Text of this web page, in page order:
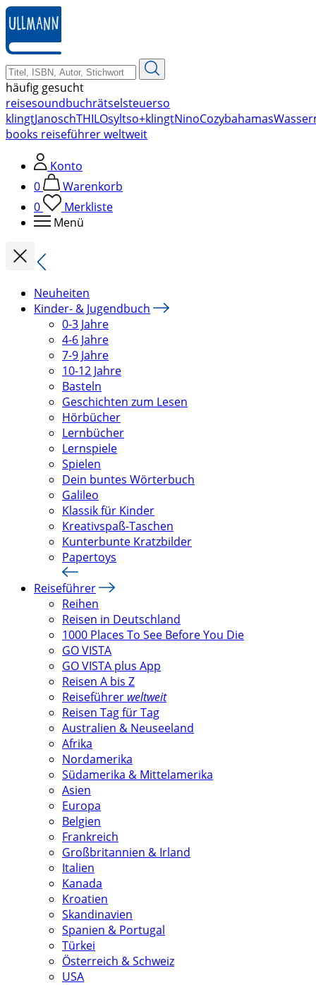
zum
Hauptinhalt
springen
häufig gesucht
reisesoundbuchrätselsteuerso
klingtJanoschTHILOsyltso+klingtNinoCozybahamas
books reiseführer weltweit
Konto
0
Warenkorb
0
Merkliste
Menü
Neuheiten
Kinder- & Jugendbuch
0-3 Jahre
4-6 Jahre
7-9 Jahre
10-12 Jahre
Basteln
Geschichten zum Lesen
Hörbücher
Lernbücher
Lernspiele
Spielen
Dein buntes Wörterbuch
Galileo
Klassik für Kinder
Kreativspaß-Taschen
Kunterbunte Kratzbilder
Papertoys
Reiseführer
Reihen
Reisen in Deutschland
1000 Places To See Before You Die
GO VISTA
GO VISTA plus App
Reisen A bis Z
Reiseführer weltweit
Reisen Tag für Tag
Australien & Neuseeland
Afrika
Nordamerika
Südamerika & Mittelamerika
Asien
Europa
Belgien
Frankreich
Großbritannien & Irland
Italien
Kanada
Kroatien
Skandinavien
Spanien & Portugal
Türkei
Österreich & Schweiz
USA